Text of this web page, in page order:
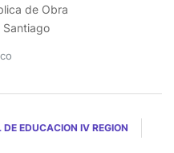
de Obra
Santiago
EDUCACION IV REGION